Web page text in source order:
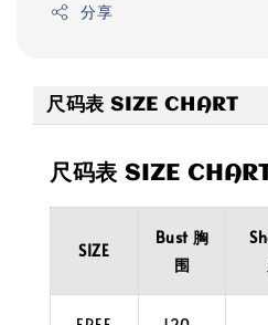
分享
尺码表 SIZE CHART
尺码表 SIZE
SIZE
Bust 胸
围